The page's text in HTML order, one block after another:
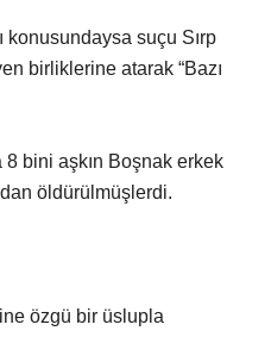
konusundaysa suçu Sırp
birliklerine atarak “Bazı
bini aşkın Boşnak erkek
öldürülmüşlerdi.
özgü bir üslupla